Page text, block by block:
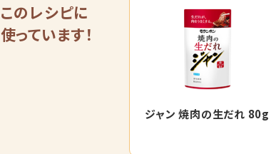
このレシピに
使っています！
ジャン 焼肉の生だれ 80g